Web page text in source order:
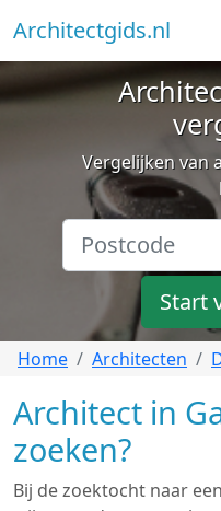
Architectgids.nl
Vergelijken van
Start
Home Architecten
Architect in
zoeken?
Bij de zoektocht naar